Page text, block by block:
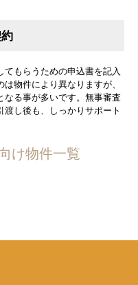
もらうための申込書を記入
物件により異なりますが、
る事が多いです。無事審査
し後も、しっかりサポート
け物件一覧